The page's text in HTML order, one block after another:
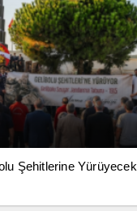
Şehitlerine Yürüyecek